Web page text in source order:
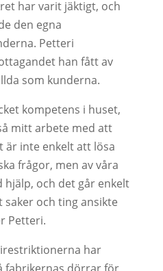
har varit jäktigt, och
den egna
Petteri
han fått av
som kunderna.
kompetens i huset,
mitt arbete med att
är inte enkelt att lösa
frågor, men av våra
och det går enkelt
och ting ansikte
Petteri.
har